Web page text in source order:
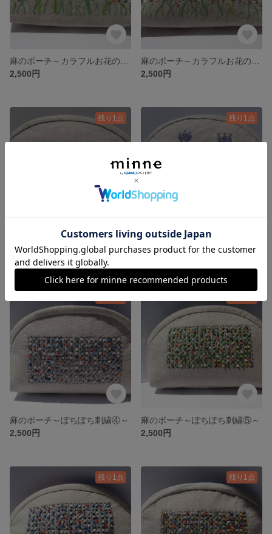
2,500円
2,500円
残り1点
麻のポーチ～ラベンダーの刺繍③～
2,500円
残り1点
2,500円
麻のポーチ～ぽちぽち刺繍④～
2,500円
麻のポーチ～ぽちぽち刺繍⑤～
2,500円
残り1点 残り1点